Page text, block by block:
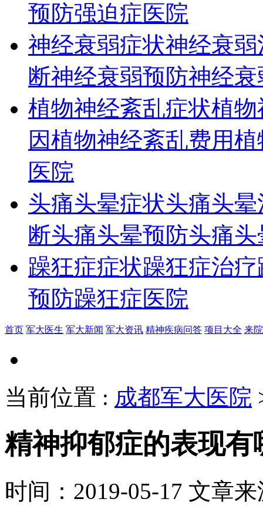
预防强迫症医院
神经衰弱症状神经衰弱
断神经衰弱预防神经
植物神经紊乱症状植物
因植物神经紊乱费用植
医院
头痛头晕症状头痛头
断头痛头晕预防头痛
躁狂症症状躁狂症治疗
预防躁狂症医院
首页 军大医生 军大新闻 军大资讯 精神疾病问答 项目大全 来
当前位置 : 成都军大医院
精神抑郁症的表现
时间：2019-05-17 文章